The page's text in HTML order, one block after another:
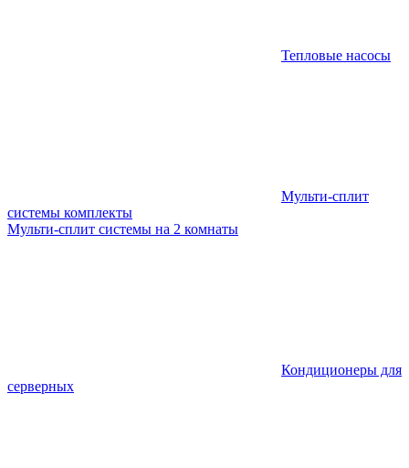
Тепловые насосы
Мульти-сплит
системы комплекты
Мульти-сплит системы на 2 комнаты
Кондиционеры для
серверных